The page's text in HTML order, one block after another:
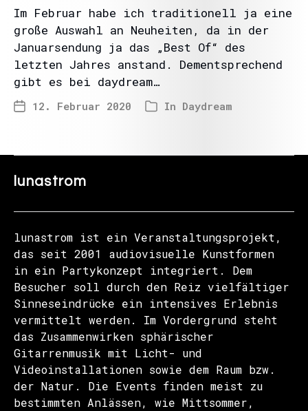
Im Februar habe ich traditionell ja eine
große Auswahl an Neuheiten, da in der
Januarsendung ja das „Best Of“ des
letzten Jahres anstand. Dementsprechend
gibt es bei daydream…
12. Februar 2020 In Daydream
lunastrom
lunastrom ist ein Veranstaltungsprojekt,
das seit 2001 audiovisuelle Kunstformen
in ein Partykonzept integriert. Dem
Besucher soll durch den Reiz vielfältiger
Sinneseindrücke ein intensives Erlebnis
vermittelt werden. Im Vordergrund steht
das Zusammenwirken sphärischer
Gitarrenmusik mit Licht- und
Videoinstallationen sowie dem Raum bzw.
der Natur. Die Events finden meist zu
bestimmten Anlässen, wie Mittsommer,